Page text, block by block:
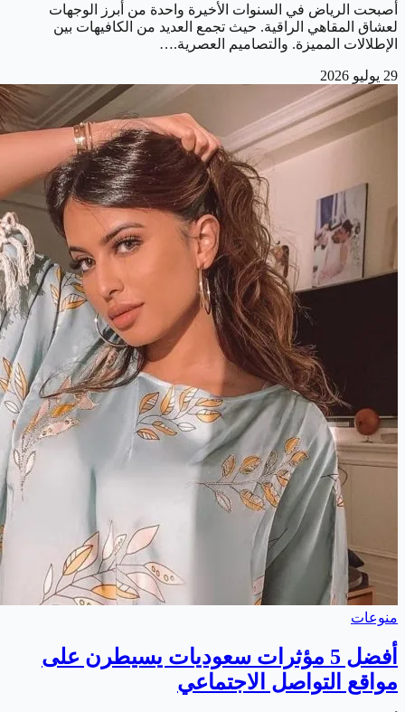
أصبحت الرياض في السنوات الأخيرة واحدة من أبرز الوجهات
لعشاق المقاهي الراقية. حيث تجمع العديد من الكافيهات بين
الإطلالات المميزة. والتصاميم العصرية.…
29 يوليو 2026
منوعات
أفضل 5 مؤثرات سعوديات يسيطرن على
مواقع التواصل الاجتماعي